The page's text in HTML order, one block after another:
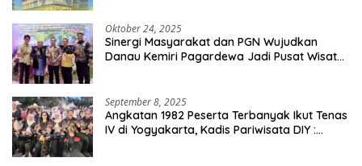
Oktober 24, 2025
Sinergi Masyarakat dan PGN Wujudkan
Danau Kemiri Pagardewa Jadi Pusat Wisata
September 8, 2025
Angkatan 1982 Peserta Terbanyak Ikut Tenas
IV di Yogyakarta, Kadis Pariwisata DIY :